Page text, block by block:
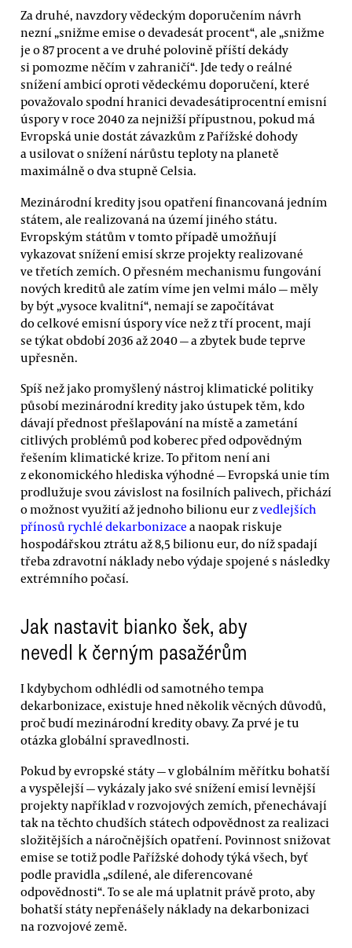
Za druhé, navzdory vědeckým doporučením návrh
nezní „snižme emise o devadesát procent“, ale „snižme
je o 87 procent a ve druhé polovině příští dekády
si pomozme něčím v zahraničí“. Jde tedy o reálné
snížení ambicí oproti vědeckému doporučení, které
považovalo spodní hranici devadesátiprocentní emisní
úspory v roce 2040 za nejnižší přípustnou, pokud má
Evropská unie dostát závazkům z Pařížské dohody
a usilovat o snížení nárůstu teploty na planetě
maximálně o dva stupně Celsia.
Mezinárodní kredity jsou opatření financovaná jedním
státem, ale realizovaná na území jiného státu.
Evropským státům v tomto případě umožňují
vykazovat snížení emisí skrze projekty realizované
ve třetích zemích. O přesném mechanismu fungování
nových kreditů ale zatím víme jen velmi málo — měly
by být „vysoce kvalitní“, nemají se započítávat
do celkové emisní úspory více než z tří procent, mají
se týkat období 2036 až 2040 — a zbytek bude teprve
upřesněn.
Spíš než jako promyšlený nástroj klimatické politiky
působí mezinárodní kredity jako ústupek těm, kdo
dávají přednost přešlapování na místě a zametání
citlivých problémů pod koberec před odpovědným
řešením klimatické krize. To přitom není ani
z ekonomického hlediska výhodné — Evropská unie tím
prodlužuje svou závislost na fosilních palivech, přichází
o možnost využití až jednoho bilionu eur zvedlejších
přínosů rychlé dekarbonizace a naopak riskuje
hospodářskou ztrátu až 8,5 bilionu eur, do níž spadají
třeba zdravotní náklady nebo výdaje spojené s následky
extrémního počasí.
Jak nastavit bianko šek, aby
nevedl k černým pasažérům
I kdybychom odhlédli od samotného tempa
dekarbonizace, existuje hned několik věcných důvodů,
proč budí mezinárodní kredity obavy. Za prvé je tu
otázka globální spravedlnosti.
Pokud by evropské státy — v globálním měřítku bohatší
a vyspělejší — vykázaly jako své snížení emisí levnější
projekty například v rozvojových zemích, přenechávají
tak na těchto chudších státech odpovědnost za realizaci
složitějších a náročnějších opatření. Povinnost snižovat
emise se totiž podle Pařížské dohody týká všech, byť
podle pravidla „sdílené, ale diferencované
odpovědnosti“. To se ale má uplatnit právě proto, aby
bohatší státy nepřenášely náklady na dekarbonizaci
na rozvojové země.